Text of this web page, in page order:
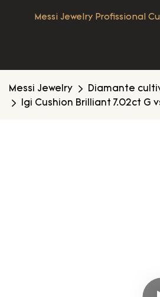
Messi Jewelry Profissional
Messi Jewelry Diamante
Igi Cushion Brilliant 7.02ct G